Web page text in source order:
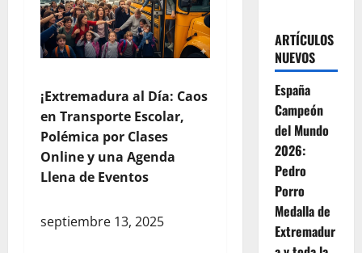
¡Extremadura al Día: Caos
en Transporte Escolar,
Polémica por Clases
Online y una Agenda
Llena de Eventos
septiembre 13, 2025
ARTÍCULOS
NUEVOS
España
Campeón
del Mundo
2026:
Pedro
Porro
Medalla de
Extremadur